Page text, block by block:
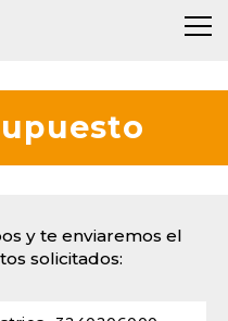
y te enviaremos el
solicitados: